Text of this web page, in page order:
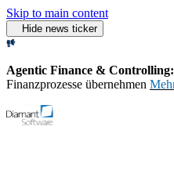
Skip to main content
Hide news ticker
Agentic Finance & Controlling:
Finanzprozesse übernehmen